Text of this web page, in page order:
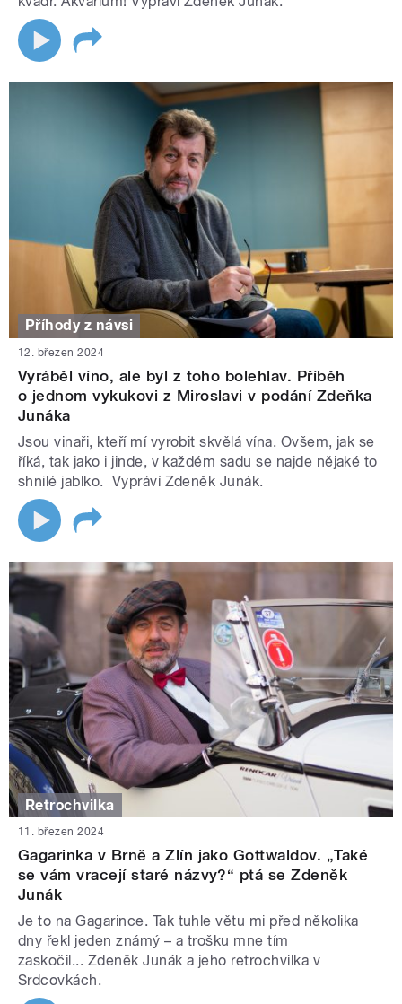
Příhody z návsi
12. březen 2024
Vyráběl víno, ale byl z toho bolehlav. Příběh
o jednom vykukovi z Miroslavi v podání Zdeňka
Junáka
Jsou vinaři, kteří mí vyrobit skvělá vína. Ovšem, jak se
říká, tak jako i jinde, v každém sadu se najde nějaké to
shnilé jablko. Vypráví Zdeněk Junák.
Retrochvilka
11. březen 2024
Gagarinka v Brně a Zlín jako Gottwaldov. „Také
se vám vracejí staré názvy?“ ptá se Zdeněk
Junák
Je to na Gagarince. Tak tuhle větu mi před několika
dny řekl jeden známý – a trošku mne tím
zaskočil... Zdeněk Junák a jeho retrochvilka v
Srdcovkách.